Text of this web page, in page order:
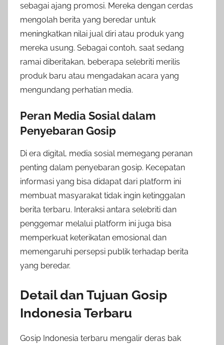
sebagai ajang promosi. Mereka dengan cerdas
mengolah berita yang beredar untuk
meningkatkan nilai jual diri atau produk yang
mereka usung. Sebagai contoh, saat sedang
ramai diberitakan, beberapa selebriti merilis
produk baru atau mengadakan acara yang
mengundang perhatian media.
Peran Media Sosial dalam
Penyebaran Gosip
Di era digital, media sosial memegang peranan
penting dalam penyebaran gosip. Kecepatan
informasi yang bisa didapat dari platform ini
membuat masyarakat tidak ingin ketinggalan
berita terbaru. Interaksi antara selebriti dan
penggemar melalui platform ini juga bisa
memperkuat keterikatan emosional dan
memengaruhi persepsi publik terhadap berita
yang beredar.
Detail dan Tujuan Gosip
Indonesia Terbaru
Gosip Indonesia terbaru mengalir deras bak